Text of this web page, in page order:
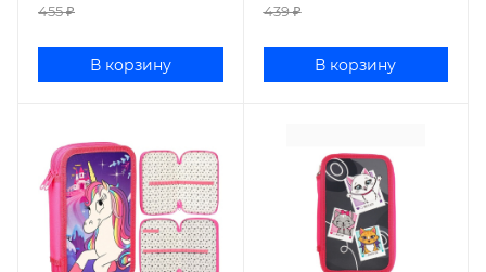
455₽
В корзину
439₽
В корзину